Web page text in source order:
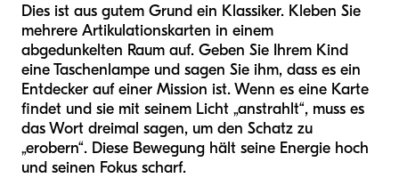
Dies ist aus gutem Grund ein Klassiker. Kleben Sie
mehrere Artikulationskarten in einem
abgedunkelten Raum auf. Geben Sie Ihrem Kind
eine Taschenlampe und sagen Sie ihm, dass es ein
Entdecker auf einer Mission ist. Wenn es eine Karte
findet und sie mit seinem Licht „anstrahlt“, muss es
das Wort dreimal sagen, um den Schatz zu
„erobern“. Diese Bewegung hält seine Energie hoch
und seinen Fokus scharf.